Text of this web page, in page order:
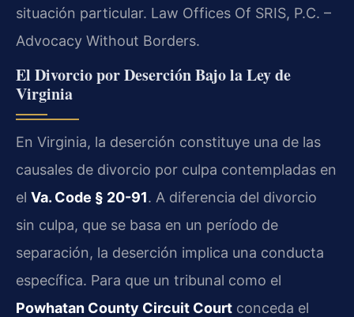
situación particular. Law Offices Of SRIS, P.C. –
Advocacy Without Borders.
El Divorcio por Deserción Bajo la Ley de
Virginia
En Virginia, la deserción constituye una de las
causales de divorcio por culpa contempladas en
el Va. Code § 20-91. A diferencia del divorcio
sin culpa, que se basa en un período de
separación, la deserción implica una conducta
específica. Para que un tribunal como el
Powhatan County Circuit Court conceda el